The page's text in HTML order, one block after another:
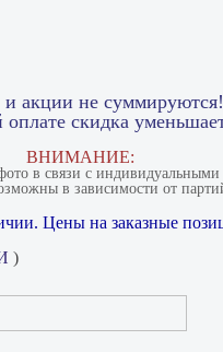
акции не суммируются!
скидка
ВНИМАНИЕ:
в связи с
в зависимости от
Цены на заказные
)